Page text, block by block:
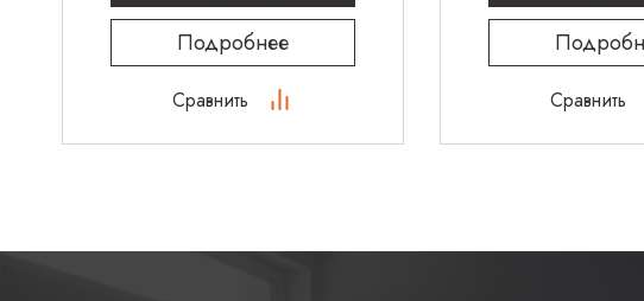
Подробнее
Сравнить Сравнить